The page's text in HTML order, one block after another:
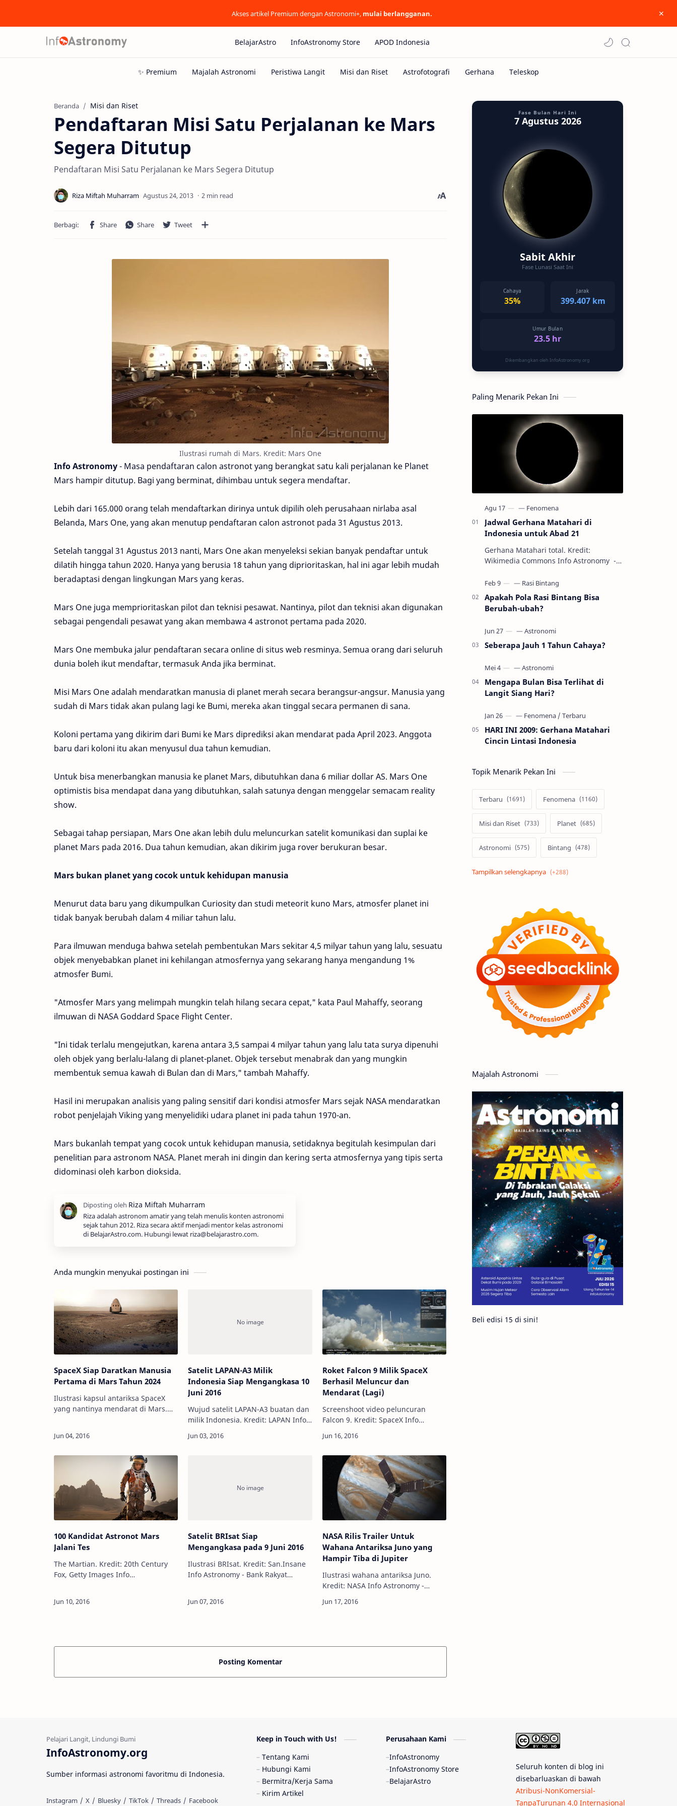
Akses artikel Premium dengan Astronomi+, mulai berlangganan.
BelajarAstro InfoAstronomy Store APOD Indonesia
Beranda Misi dan Riset
Pendaftaran Misi Satu Perjalanan ke Mars
Segera Ditutup
Pendaftaran Misi Satu Perjalanan ke Mars Segera Ditutup
2 min read
Ilustrasi rumah di Mars. Kredit: Mars One
Info Astronomy- Masa pendaftaran calon astronot yang berangkat satu kali perjalanan ke Planet
Mars hampir ditutup. Bagi yang berminat, dihimbau untuk segera mendaftar.
Lebih dari 165.000 orang telah mendaftarkan dirinya untuk dipilih oleh perusahaan nirlaba asal
Belanda, Mars One, yang akan menutup pendaftaran calon astronot pada 31 Agustus 2013.
Setelah tanggal 31 Agustus 2013 nanti, Mars One akan menyeleksi sekian banyak pendaftar untuk
dilatih hingga tahun 2020. Hanya yang berusia 18 tahun yang diprioritaskan, hal ini agar lebih mudah
beradaptasi dengan lingkungan Mars yang keras.
Mars One juga memprioritaskan pilot dan teknisi pesawat. Nantinya, pilot dan teknisi akan digunakan
sebagai pengendali pesawat yang akan membawa 4 astronot pertama pada 2020.
Mars One membuka jalur pendaftaran secara online di situs web resminya. Semua orang dari seluruh
dunia boleh ikut mendaftar, termasuk Anda jika berminat.
Misi Mars One adalah mendaratkan manusia di planet merah secara berangsur-angsur. Manusia yang
sudah di Mars tidak akan pulang lagi ke Bumi, mereka akan tinggal secara permanen di sana.
Koloni pertama yang dikirim dari Bumi ke Mars diprediksi akan mendarat pada April 2023. Anggota
baru dari koloni itu akan menyusul dua tahun kemudian.
Untuk bisa menerbangkan manusia ke planet Mars, dibutuhkan dana 6 miliar dollar AS. Mars One
optimistis bisa mendapat dana yang dibutuhkan, salah satunya dengan menggelar semacam reality
show.
Sebagai tahap persiapan, Mars One akan lebih dulu meluncurkan satelit komunikasi dan suplai ke
planet Mars pada 2016. Dua tahun kemudian, akan dikirim juga rover berukuran besar.
Mars bukan planet yang cocok untuk kehidupan manusia
Menurut data baru yang dikumpulkan Curiosity dan studi meteorit kuno Mars, atmosfer planet ini
tidak banyak berubah dalam 4 miliar tahun lalu.
Para ilmuwan menduga bahwa setelah pembentukan Mars sekitar 4,5 milyar tahun yang lalu, sesuatu
objek menyebabkan planet ini kehilangan atmosfernya yang sekarang hanya mengandung 1%
atmosfer Bumi.
"Atmosfer Mars yang melimpah mungkin telah hilang secara cepat," kata Paul Mahaffy, seorang
ilmuwan di NASA Goddard Space Flight Center.
"Ini tidak terlalu mengejutkan, karena antara 3,5 sampai 4 milyar tahun yang lalu tata surya dipenuhi
oleh objek yang berlalu-lalang di planet-planet. Objek tersebut menabrak dan yang mungkin
membentuk semua kawah di Bulan dan di Mars," tambah Mahaffy.
Hasil ini merupakan analisis yang paling sensitif dari kondisi atmosfer Mars sejak NASA mendaratkan
robot penjelajah Viking yang menyelidiki udara planet ini pada tahun 1970-an.
Mars bukanlah tempat yang cocok untuk kehidupan manusia, setidaknya begitulah kesimpulan dari
penelitian para astronom NASA. Planet merah ini dingin dan kering serta atmosfernya yang tipis serta
didominasi oleh karbon dioksida.
Riza adalah astronom amatir yang telah menulis konten astronomi
sejak tahun 2012. Riza secara aktif menjadi mentor kelas astronomi
di BelajarAstro.com. Hubungi lewat riza@belajarastro.com.
Anda mungkin menyukai postingan ini
SpaceX Siap Daratkan Manusia
Pertama di Mars Tahun 2024
Ilustrasi kapsul antariksa SpaceX
yang nantinya mendarat di Mars.
pengusaha luar angkasa baru saja
Satelit LAPAN-A3 Milik
Indonesia Siap Mengangkasa 10
Juni 2016
Wujud satelit LAPAN-A3 buatan dan
milik Indonesia. Kredit: LAPAN Info
dan Antariksa Nasional
Roket Falcon 9 Milik SpaceX
Berhasil Meluncur dan
Mendarat (Lagi)
Screenshoot video peluncuran
Falcon 9. Kredit: SpaceX Info
melakukan misi keenam tahun ini.
miliknya, merek…
100 Kandidat Astronot Mars
Jalani Tes
The Martian. Kredit: 20th Century
Fox, Getty Images Info
membentuk koloni manusia di
Satelit BRIsat Siap
Mengangkasa pada 9 Juni 2016
Ilustrasi BRIsat. Kredit: San.Insane
Info Astronomy - Bank Rakyat
di dunia yang mengoperasikan
NASA Rilis Trailer Untuk
Wahana Antariksa Juno yang
Hampir Tiba di Jupiter
Ilustrasi wahana antariksa Juno.
Kredit: NASA Info Astronomy -
misi terbaru Lembaga Antariksa AS
Posting Komentar
Fase Bulan Hari Ini
7 Agustus 2026
Sabit Akhir
Fase Lunasi Saat Ini
Cahaya
35%
Jarak
399.407 km
Umur Bulan
23.5 hr
Dikembangkan oleh InfoAstronomy.org
Paling Menarik Pekan Ini
Jadwal Gerhana Matahari di
Indonesia untuk Abad 21
Gerhana Matahari total. Kredit:
Wikimedia Commons Info Astronomy -
gerhana Matahari akan terjadi sebanyak
22…
Apakah Pola Rasi Bintang Bisa
Berubah-ubah?
Seberapa Jauh 1 Tahun Cahaya?
Mengapa Bulan Bisa Terlihat di
Langit Siang Hari?
HARI INI 2009: Gerhana Matahari
Cincin Lintasi Indonesia
Topik Menarik Pekan Ini
Terbaru Fenomena
Misi dan Riset Planet
Astronomi Bintang
Alam semesta Galaksi
Tata Surya
Hype Astronot
Asteroid Observasi
Premium Komet
Penelitian
Satelit
Aurora Supernova
Nebula Sponsored
Matahari Featured
Mars Planet Katai
GMT 2016 History
Hoax Bima Sakti
Meteor Gerhana
Komet ISON Jupiter
Planet Kerdil Bumi
Pengetahuan Berita
Lubang Cacing
Gerhana Matahari
Materi Gelap
Majalah Astronomi
Beli edisi 15 di sini!
InfoAstronomy.org
Sumber informasi astronomi favoritmu di Indonesia.
Keep in Touch with Us!
Tentang Kami
Hubungi Kami
Bermitra/Kerja Sama
Kirim Artikel
Perusahaan Kami
InfoAstronomy
InfoAstronomy Store
BelajarAstro
Seluruh konten di blog ini
disebarluaskan di bawah
Atribusi-NonKomersial-
TanpaTurunan 4.0 Internasional